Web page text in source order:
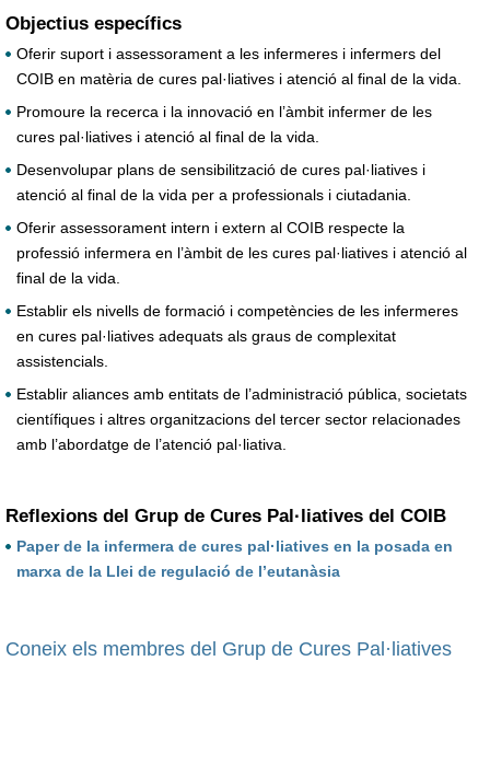
Objectius específics
Oferir suport i assessorament a les infermeres i infermers del
COIB en matèria de cures pal·liatives i atenció al final de la vida.
Promoure la recerca i la innovació en l’àmbit infermer de les
cures pal·liatives i atenció al final de la vida.
Desenvolupar plans de sensibilització de cures pal·liatives i
atenció al final de la vida per a professionals i ciutadania.
Oferir assessorament intern i extern al COIB respecte la
professió infermera en l’àmbit de les cures pal·liatives i atenció al
final de la vida.
Establir els nivells de formació i competències de les infermeres
en cures pal·liatives adequats als graus de complexitat
assistencials.
Establir aliances amb entitats de l’administració pública, societats
científiques i altres organitzacions del tercer sector relacionades
amb l’abordatge de l’atenció pal·liativa.
Reflexions del Grup de Cures Pal·liatives del COIB
Paper de la infermera de cures pal·liatives en la posada en
marxa de la Llei de regulació de l’eutanàsia
Coneix els membres del Grup de Cures Pal·liatives